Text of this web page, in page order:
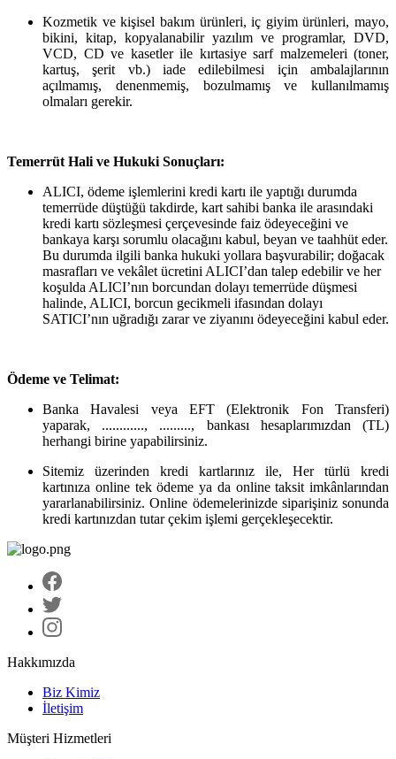
Kozmetik ve kişisel bakım ürünleri, iç giyim ürünleri, mayo,
bikini, kitap, kopyalanabilir yazılım ve programlar, DVD,
VCD, CD ve kasetler ile kırtasiye sarf malzemeleri (toner,
kartuş, şerit vb.) iade edilebilmesi için ambalajlarının
açılmamış, denenmemiş, bozulmamış ve kullanılmamış
olmaları gerekir.
Temerrüt Hali ve Hukuki Sonuçları:
ALICI, ödeme işlemlerini kredi kartı ile yaptığı durumda
temerrüde düştüğü takdirde, kart sahibi banka ile arasındaki
kredi kartı sözleşmesi çerçevesinde faiz ödeyeceğini ve
bankaya karşı sorumlu olacağını kabul, beyan ve taahhüt eder.
Bu durumda ilgili banka hukuki yollara başvurabilir; doğacak
masrafları ve vekâlet ücretini ALICI’dan talep edebilir ve her
koşulda ALICI’nın borcundan dolayı temerrüde düşmesi
halinde, ALICI, borcun gecikmeli ifasından dolayı
SATICI’nın uğradığı zarar ve ziyanını ödeyeceğini kabul eder.
Ödeme ve Telimat:
Banka Havalesi veya EFT (Elektronik Fon Transferi)
yaparak, ............, ........., bankası hesaplarımızdan (TL)
herhangi birine yapabilirsiniz.
Sitemiz üzerinden kredi kartlarınız ile, Her türlü kredi
kartınıza online tek ödeme ya da online taksit imkânlarından
yararlanabilirsiniz. Online ödemelerinizde siparişiniz sonunda
kredi kartınızdan tutar çekim işlemi gerçekleşecektir.
Hakkımızda
Biz Kimiz
İletişim
Müşteri Hizmetleri